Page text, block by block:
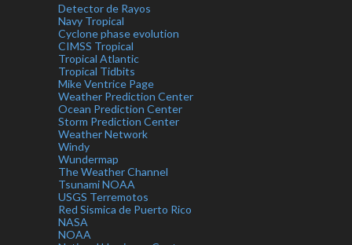
Detector de Rayos
Navy Tropical
Cyclone phase evolution
CIMSS Tropical
Tropical Atlantic
Tropical Tidbits
Mike Ventrice Page
Weather Prediction Center
Ocean Prediction Center
Storm Prediction Center
Weather Network
Windy
Wundermap
The Weather Channel
Tsunami NOAA
USGS Terremotos
Red Sismica de Puerto Rico
NASA
NOAA